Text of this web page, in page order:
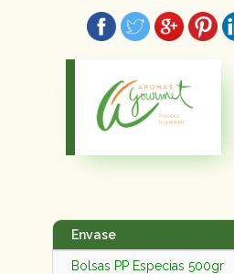
Envase
Bolsas PP Especias 500gr